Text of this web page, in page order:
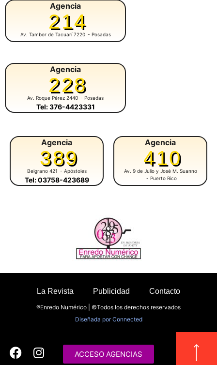
Agencia
214
Av. Tambor de Tacuarí 7220 - Posadas
Agencia
228
Av. Roque Pérez 2440 - Posadas
Tel: 376-4423331
Agencia
389
Belgrano 421 - Apóstoles
Tel: 03758-423689
Agencia
410
Av. 9 de Julio y José M. Suanno
- Puerto Rico
La Revista Publicidad Contacto
®Enredo Numérico | ©Todos los derechos reservados
Diseñada porConnected
ACCESO AGENCIAS